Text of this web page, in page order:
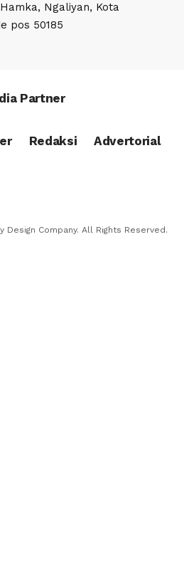
Ngaliyan, Kota
pos 50185
Partner
Redaksi Advertorial
Design Company. All Rights Reserved.